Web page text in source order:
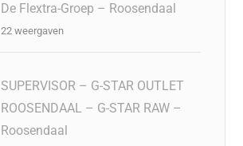
De Flextra-Groep – Roosendaal
22 weergaven
SUPERVISOR – G-STAR OUTLET
ROOSENDAAL – G-STAR RAW –
Roosendaal